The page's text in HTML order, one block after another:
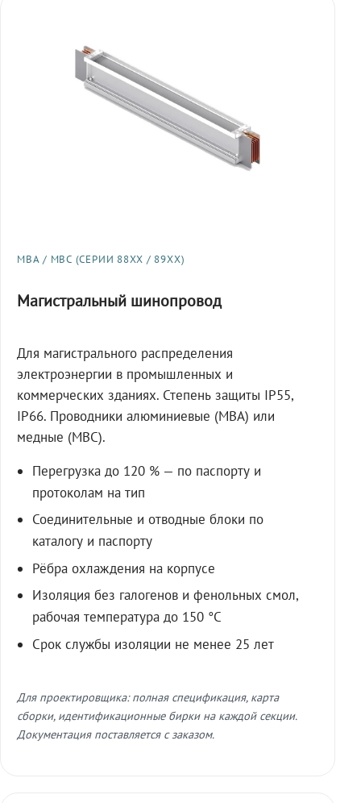
МВА / МВС (СЕРИИ 88XX / 89XX)
Магистральный шинопровод
Для магистрального распределения
электроэнергии в промышленных и
коммерческих зданиях. Степень защиты IP55,
IP66. Проводники алюминиевые (МВА) или
медные (МВС).
Перегрузка до 120 % — по паспорту и
протоколам на тип
Соединительные и отводные блоки по
каталогу и паспорту
Рёбра охлаждения на корпусе
Изоляция без галогенов и фенольных смол,
рабочая температура до 150 °C
Срок службы изоляции не менее 25 лет
Для проектировщика: полная спецификация, карта
сборки, идентификационные бирки на каждой секции.
Документация поставляется с заказом.